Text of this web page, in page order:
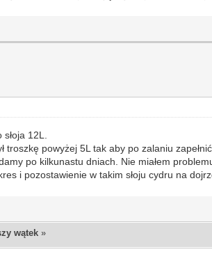
12L.
troszkę powyżej 5L tak aby po zalaniu
po kilkunastu dniach. Nie miałem
i pozostawienie w takim słoju cydru na
wątek »